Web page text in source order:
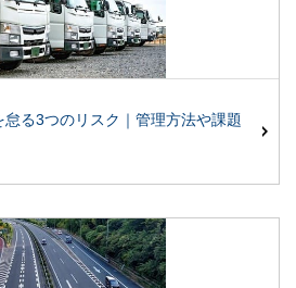
る3つのリスク｜管理方法や課題